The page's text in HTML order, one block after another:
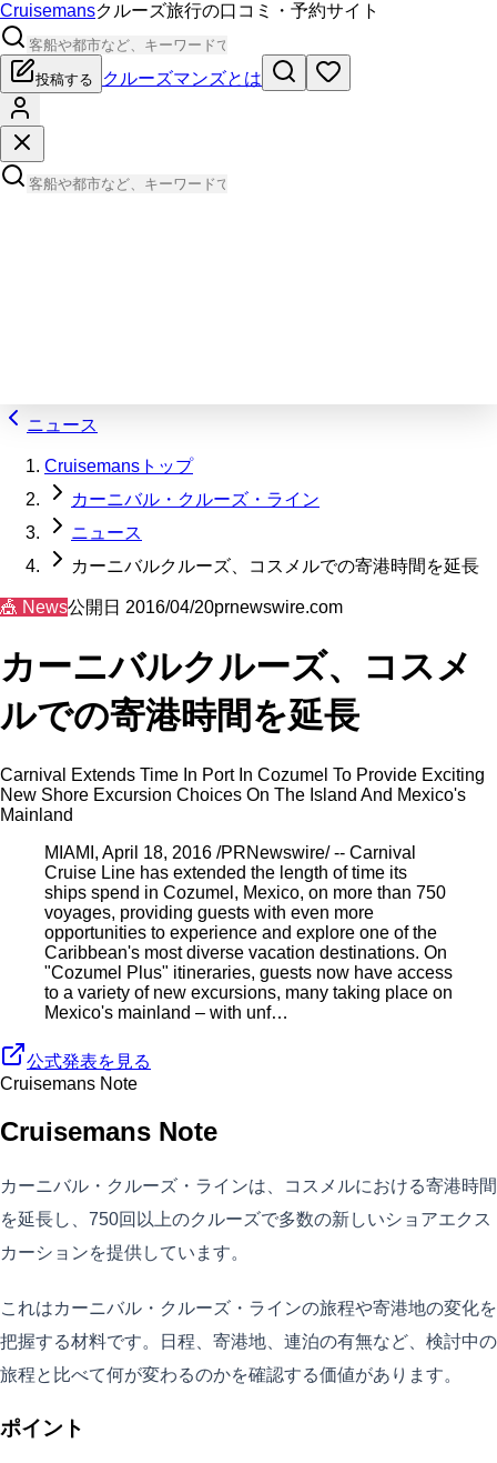
Cruisemansクルーズ旅行の口コミ・予約サイト
投稿する クルーズマンズとは
ニュース
Cruisemansトップ
カーニバル・クルーズ・ライン
ニュース
カーニバルクルーズ、コスメルでの寄港時間を延長
🎪 News公開日 2016/04/20prnewswire.com
カーニバルクルーズ、コスメ
ルでの寄港時間を延長
Carnival Extends Time In Port In Cozumel To Provide Exciting
New Shore Excursion Choices On The Island And Mexico's
Mainland
MIAMI, April 18, 2016 /PRNewswire/ -- Carnival
Cruise Line has extended the length of time its
ships spend in Cozumel, Mexico, on more than 750
voyages, providing guests with even more
opportunities to experience and explore one of the
Caribbean's most diverse vacation destinations. On
"Cozumel Plus" itineraries, guests now have access
to a variety of new excursions, many taking place on
Mexico's mainland – with unf…
公式発表を見る
Cruisemans Note
Cruisemans Note
カーニバル・クルーズ・ラインは、コスメルにおける寄港時間
を延長し、750回以上のクルーズで多数の新しいショアエクス
カーションを提供しています。
これはカーニバル・クルーズ・ラインの旅程や寄港地の変化を
把握する材料です。日程、寄港地、連泊の有無など、検討中の
旅程と比べて何が変わるのかを確認する価値があります。
ポイント